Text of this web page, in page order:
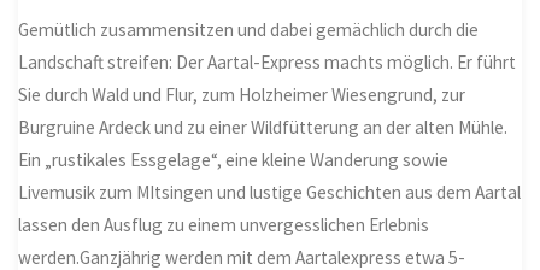
Gemütlich zusammensitzen und dabei gemächlich durch die
Landschaft streifen: Der Aartal-Express machts möglich. Er führt
Sie durch Wald und Flur, zum Holzheimer Wiesengrund, zur
Burgruine Ardeck und zu einer Wildfütterung an der alten Mühle.
Ein „rustikales Essgelage“, eine kleine Wanderung sowie
Livemusik zum MItsingen und lustige Geschichten aus dem Aartal
lassen den Ausflug zu einem unvergesslichen Erlebnis
werden.Ganzjährig werden mit dem Aartalexpress etwa 5-